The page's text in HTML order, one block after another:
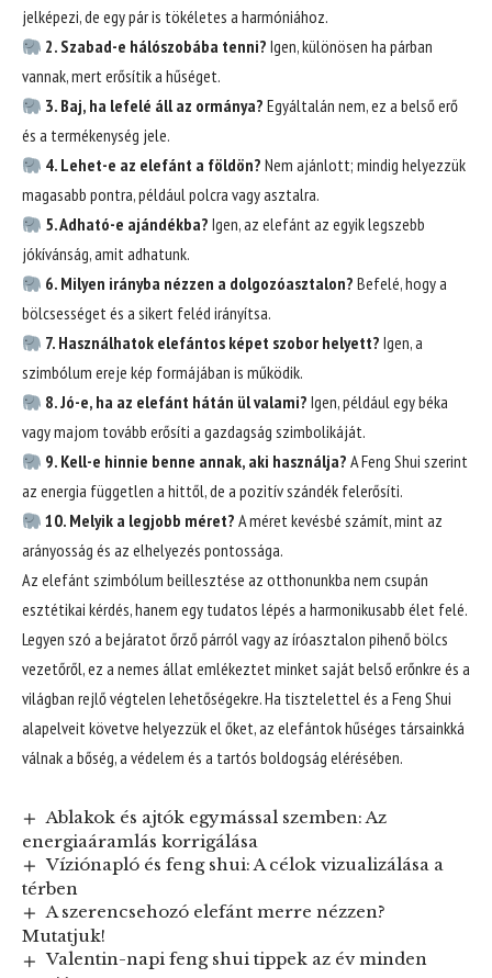
jelképezi, de egy pár is tökéletes a harmóniához.
2. Szabad-e hálószobába tenni? Igen, különösen ha párban
vannak, mert erősítik a hűséget.
3. Baj, ha lefelé áll az ormánya? Egyáltalán nem, ez a belső erő
és a termékenység jele.
4. Lehet-e az elefánt a földön? Nem ajánlott; mindig helyezzük
magasabb pontra, például polcra vagy asztalra.
5. Adható-e ajándékba? Igen, az elefánt az egyik legszebb
jókívánság, amit adhatunk.
6. Milyen irányba nézzen a dolgozóasztalon? Befelé, hogy a
bölcsességet és a sikert feléd irányítsa.
7. Használhatok elefántos képet szobor helyett? Igen, a
szimbólum ereje kép formájában is működik.
8. Jó-e, ha az elefánt hátán ül valami? Igen, például egy béka
vagy majom tovább erősíti a gazdagság szimbolikáját.
9. Kell-e hinnie benne annak, aki használja? A Feng Shui szerint
az energia független a hittől, de a pozitív szándék felerősíti.
10. Melyik a legjobb méret? A méret kevésbé számít, mint az
arányosság és az elhelyezés pontossága.
Az elefánt szimbólum beillesztése az otthonunkba nem csupán
esztétikai kérdés, hanem egy tudatos lépés a harmonikusabb élet felé.
Legyen szó a bejáratot őrző párról vagy az íróasztalon pihenő bölcs
vezetőről, ez a nemes állat emlékeztet minket saját belső erőnkre és a
világban rejlő végtelen lehetőségekre. Ha tisztelettel és a Feng Shui
alapelveit követve helyezzük el őket, az elefántok hűséges társainkká
válnak a bőség, a védelem és a tartós boldogság elérésében.
Ablakok és ajtók egymással szemben: Az
energiaáramlás korrigálása
Víziónapló és feng shui: A célok vizualizálása a
térben
A szerencsehozó elefánt merre nézzen?
Mutatjuk!
Valentin-napi feng shui tippek az év minden